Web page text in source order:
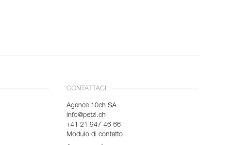
CONTATTACI
Agence 10ch SA
info@petzl.ch
+41 21 947 46 66
Modulo di contatto